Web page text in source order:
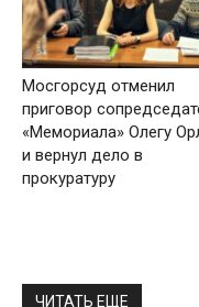
Мосгорсуд отменил
приговор
«Мемориала» Олегу
и вернул дело в
прокуратуру
ЧИТАТЬ ЕЩЕ